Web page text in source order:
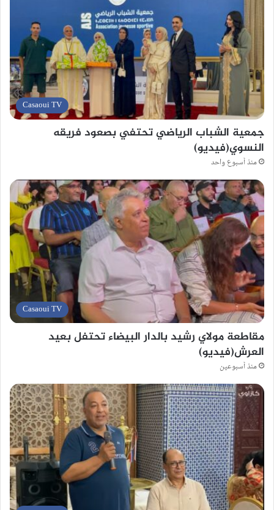
Casaoui TV
جمعية الشباب الرياضي تحتفي بصعود فريقه
النسوي(فيديو)
منذ أسبوع واحد
Casaoui TV
مقاطعة مولاي رشيد بالدار البيضاء تحتفل بعيد
العرش(فيديو)
منذ أسبوعين